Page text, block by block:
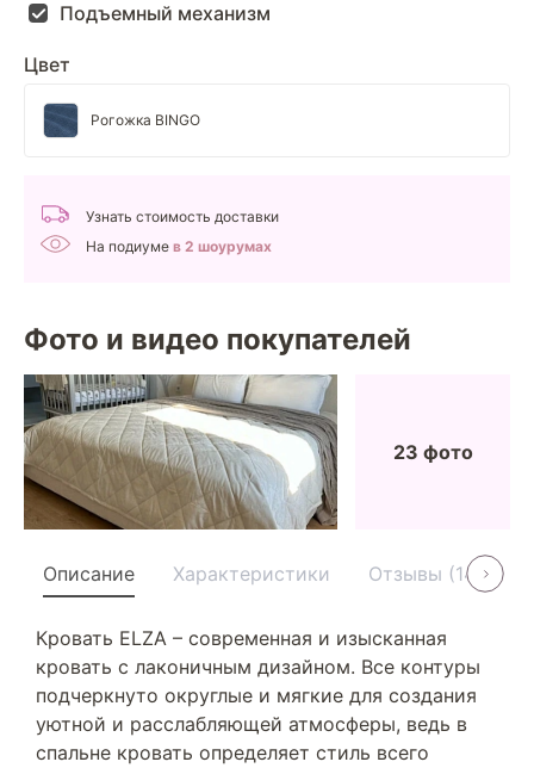
Подъемный механизм
Цвет
Рогожка BINGO
Узнать стоимость доставки
На подиуме в 2 шоурумах
Фото и видео покупателей
23 фото
Описание Характеристики Отзывы (14)
Кровать ELZA – современная и изысканная
кровать с лаконичным дизайном. Все контуры
подчеркнуто округлые и мягкие для создания
уютной и расслабляющей атмосферы, ведь в
спальне кровать определяет стиль всего